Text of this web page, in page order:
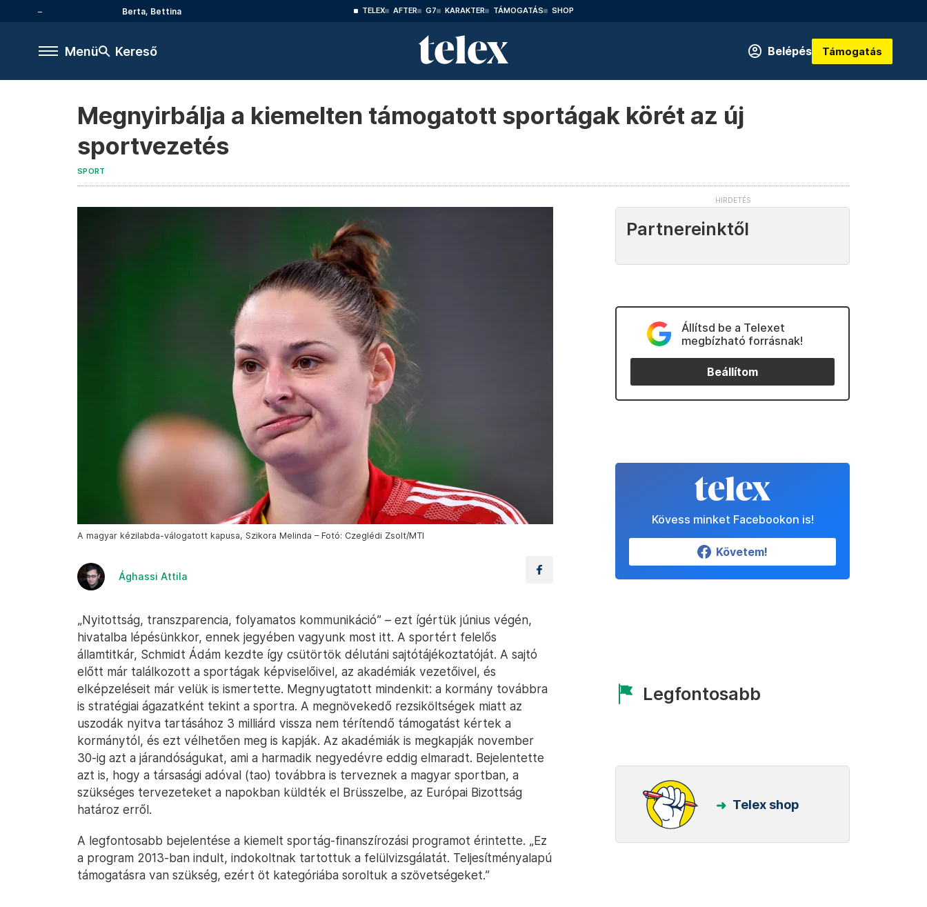
Berta, Bettina TELEX AFTER G7 KARAKTER TÁMOGATÁS SHOP
Menü Kereső Belépés Támogatás
Megnyirbálja a kiemelten támogatott sportágak körét az új
sportvezetés
SPORT
A magyar kézilabda-válogatott kapusa, Szikora Melinda – Fotó: Czeglédi Zsolt/MTI
Ághassi Attila
„Nyitottság, transzparencia, folyamatos kommunikáció” – ezt ígértük június végén,
hivatalba lépésünkkor, ennek jegyében vagyunk most itt. A sportért felelős
államtitkár, Schmidt Ádám kezdte így csütörtök délutáni sajtótájékoztatóját. A sajtó
előtt már találkozott a sportágak képviselőivel, az akadémiák vezetőivel, és
elképzeléseit már velük is ismertette. Megnyugtatott mindenkit: a kormány továbbra
is stratégiai ágazatként tekint a sportra. A megnövekedő rezsiköltségek miatt az
uszodák nyitva tartásához 3 milliárd vissza nem térítendő támogatást kértek a
kormánytól, és ezt vélhetően meg is kapják. Az akadémiák is megkapják november
30-ig azt a járandóságukat, ami a harmadik negyedévre eddig elmaradt. Bejelentette
azt is, hogy a társasági adóval (tao) továbbra is terveznek a magyar sportban, a
szükséges tervezeteket a napokban küldték el Brüsszelbe, az Európai Bizottság
határoz erről.
A legfontosabb bejelentése a kiemelt sportág-finanszírozási programot érintette. „Ez
a program 2013-ban indult, indokoltnak tartottuk a felülvizsgálatát. Teljesítményalapú
támogatásra van szükség, ezért öt kategóriába soroltuk a szövetségeket.”
Partnereinktől
Állítsd be a Telexet
megbízható forrásnak!
Beállítom
Kövess minket Facebookon is!
Követem!
Legfontosabb
Telex shop